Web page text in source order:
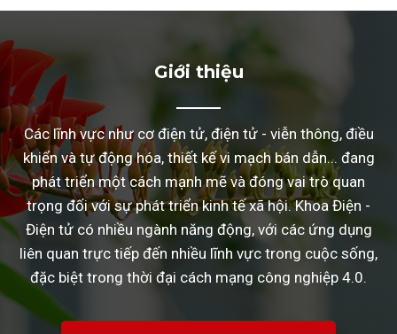
Giới thiệu
Các lĩnh vực như cơ điện tử, điện tử - viễn thông, điều
khiển và tự động hóa, thiết kế vi mạch bán dẫn... đang
phát triển một cách mạnh mẽ và đóng vai trò quan
trọng đối với sự phát triển kinh tế xã hội. Khoa Điện -
Điện tử có nhiều ngành năng động, với các ứng dụng
liên quan trực tiếp đến nhiều lĩnh vực trong cuộc sống,
đặc biệt trong thời đại cách mạng công nghiệp 4.0.